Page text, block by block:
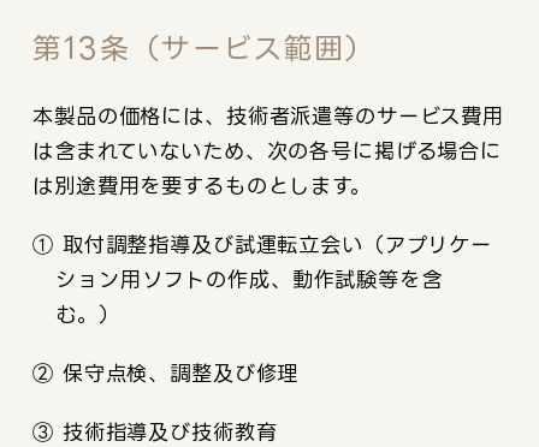
第13条（サービス範囲）
本製品の価格には、技術者派遣等のサービス費用
は含まれていないため、次の各号に掲げる場合に
は別途費用を要するものとします。
① 取付調整指導及び試運転立会い（アプリケー
ション用ソフトの作成、動作試験等を含
む。）
② 保守点検、調整及び修理
③ 技術指導及び技術教育